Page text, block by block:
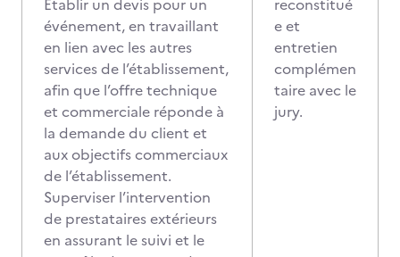
Établir un devis pour un
événement, en travaillant
en lien avec les autres
services de l’établissement,
afin que l’offre technique
et commerciale réponde à
la demande du client et
aux objectifs commerciaux
de l’établissement.
Superviser l’intervention
de prestataires extérieurs
en assurant le suivi et le
reconstitué
e et
entretien
complémen
taire avec le
jury.